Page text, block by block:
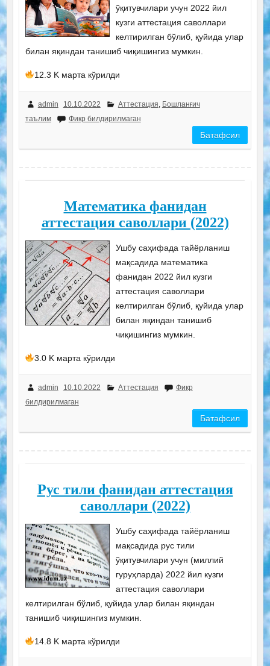
ўқитувчилари учун 2022 йил
кузги аттестация саволлари
келтирилган бўлиб, қуйида улар
билан яқиндан танишиб чиқишингиз мумкин.
12.3 K марта кўрилди
admin 10.10.2022 Аттестация, Бошланғич
таълим
Фикр билдирилмаган
Батафсил
Математика фанидан
аттестация саволлари (2022)
Ушбу саҳифада тайёрланиш
мақсадида математика
фанидан 2022 йил кузги
аттестация саволлари
келтирилган бўлиб, қуйида улар
билан яқиндан танишиб
чиқишингиз мумкин.
3.0 K марта кўрилди
admin 10.10.2022 Аттестация
Фикр
билдирилмаган
Батафсил
Рус тили фанидан аттестация
саволлари (2022)
Ушбу саҳифада тайёрланиш
мақсадида рус тили
ўқитувчилари учун (миллий
гуруҳларда) 2022 йил кузги
аттестация саволлари
келтирилган бўлиб, қуйида улар билан яқиндан
танишиб чиқишингиз мумкин.
14.8 K марта кўрилди